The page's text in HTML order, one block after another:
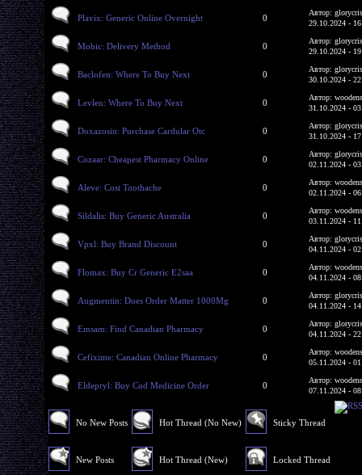
Plavix: Generic Online Overnight 0
Автор:
29.10.2024 -
Mobic: Delivery Method 0
Автор:
29.10.2024 -
Baclofen: Where To Buy Next 0
Автор:
30.10.2024 -
Levlen: Where To Buy Next 0
Автор:
31.10.2024 -
Doxazosin: Purchase Cardular Otc 0
Автор:
31.10.2024 -
Cozaar: Cheapest Pharmacy Online 0
Автор:
02.11.2024 -
Aleve: Cost Toothache 0
Автор:
02.11.2024 -
Sildalis: Buy Generic Australia 0
Автор:
03.11.2024 -
Vpxl: Buy Brand Discount 0
Автор:
04.11.2024 -
Flomax: Buy Cr Generic E2saa 0
Автор:
04.11.2024 -
Augmentin: Does Order Matter 1000Mg 0
Автор:
04.11.2024 -
Emsam: Find Canadian Pharmacy 0
Автор:
04.11.2024 -
Cefixime: Canadian Online Pharmacy 0
Автор:
05.11.2024 -
Eldepryl: Buy Cod Medicine Order 0
Автор:
07.11.2024 -
No New Posts
New Posts
Hot Thread (No New)
Hot Thread (New)
Sticky Thread
Locked Thread